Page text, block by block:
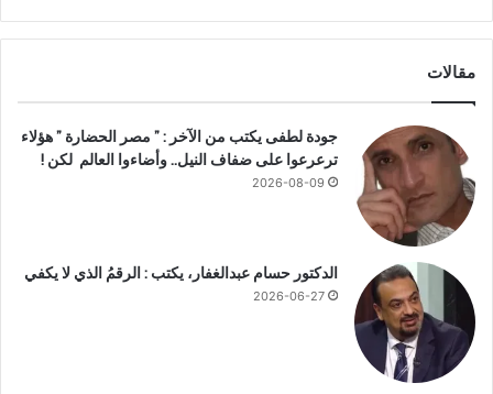
ر
ي
ة
م
ص
م
ر
و
ل
ت
ل
مقالات
جودة لطفى يكتب من الآخر : ” مصر الحضارة ” هؤلاء
ترعرعوا على ضفاف النيل.. وأضاءوا العالم لكن !
2026-08-09
الدكتور حسام عبدالغفار، يكتب : الرقمُ الذي لا يكفي
2026-06-27